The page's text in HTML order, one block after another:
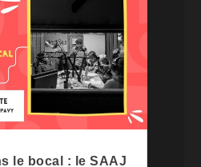
le bocal : le SAAJ